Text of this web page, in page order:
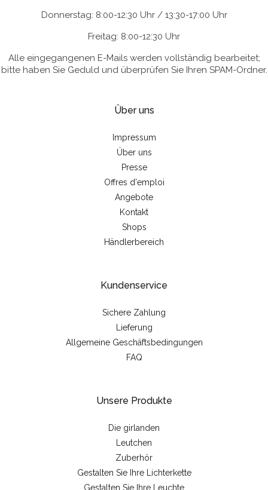
Donnerstag: 8:00-12:30 Uhr / 13:30-17:00 Uhr
Freitag: 8:00-12:30 Uhr
Alle eingegangenen E-Mails werden vollständig bearbeitet;
bitte haben Sie Geduld und überprüfen Sie Ihren SPAM-Ordner.
Über uns
Impressum
Über uns
Presse
Offres d'emploi
Angebote
Kontakt
Shops
Händlerbereich
Kundenservice
Sichere Zahlung
Lieferung
Allgemeine Geschäftsbedingungen
FAQ
Unsere Produkte
Die girlanden
Leutchen
Zuberhör
Gestalten Sie Ihre Lichterkette
Gestalten Sie Ihre Leuchte